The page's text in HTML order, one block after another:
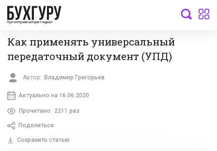
бухгалтерский интернет-журнал
Как применять универсальный
передаточный документ (УПД)
Автор: Владимир Григорьев
Актуально на 16.06.2020
Прочитано: 2211 раз
Поделиться
Сохранить статью